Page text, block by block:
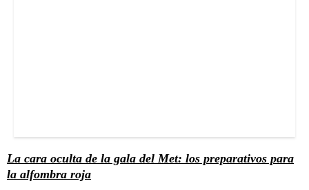
La cara oculta de la gala del Met: los preparativos para
la alfombra roja